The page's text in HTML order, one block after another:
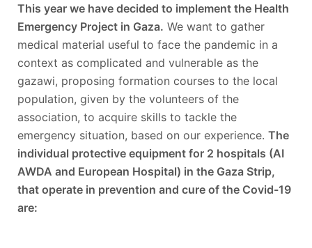
This year we have decided to implement the Health
Emergency Project in Gaza. We want to gather
medical material useful to face the pandemic in a
context as complicated and vulnerable as the
gazawi, proposing formation courses to the local
population, given by the volunteers of the
association, to acquire skills to tackle the
emergency situation, based on our experience. The
individual protective equipment for 2 hospitals (AI
AWDA and European Hospital) in the Gaza Strip,
that operate in prevention and cure of the Covid-19
are: